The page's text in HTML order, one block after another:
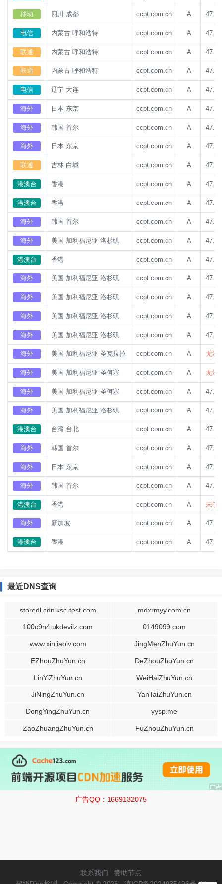
移动 四川 成都 ccpt.com.cn A
电信 内蒙古 呼和浩特 ccpt.com.cn A
联通 内蒙古 呼和浩特 ccpt.com.cn A
联通 内蒙古 呼和浩特 ccpt.com.cn A
电信 辽宁 大连 ccpt.com.cn A
海外 日本 东京 ccpt.com.cn A
海外 韩国 首尔 ccpt.com.cn A
海外 日本 东京 ccpt.com.cn A
联通 吉林 白城 ccpt.com.cn A
港澳台 香港 ccpt.com.cn A
港澳台 香港 ccpt.com.cn A
海外 韩国 首尔 ccpt.com.cn A
海外 美国 加利福尼亚 洛杉矶 ccpt.com.cn A
港澳台 香港 ccpt.com.cn A
海外 美国 加利福尼亚 洛杉矶 ccpt.com.cn A
海外 美国 加利福尼亚 洛杉矶 ccpt.com.cn A
海外 美国 加利福尼亚 洛杉矶 ccpt.com.cn A
海外 美国 加利福尼亚 洛杉矶 ccpt.com.cn A
海外 美国 加利福尼亚 圣克拉拉 ccpt.com.cn A 无法
海外 美国 加利福尼亚 圣何塞 ccpt.com.cn A 无法
海外 美国 加利福尼亚 圣何塞 ccpt.com.cn A
海外 美国 加利福尼亚 洛杉矶 ccpt.com.cn A
港澳台 台湾 台北 ccpt.com.cn A
海外 韩国 首尔 ccpt.com.cn A
海外 日本 东京 ccpt.com.cn A
海外 韩国 首尔 ccpt.com.cn A
港澳台 香港 ccpt.com.cn A 未能
海外 新加坡 ccpt.com.cn A
港澳台 香港 ccpt.com.cn A
最近DNS查询
storedl.cdn.ksc-test.com mdxrmyy.com.cn
100c9n4.ukdevilz.com 0149099.com
www.xintiaolv.com JingMenZhuYun.cn
EZhouZhuYun.cn DeZhouZhuYun.cn
LinYiZhuYun.cn WeiHaiZhuYun.cn
JiNingZhuYun.cn YanTaiZhuYun.cn
DongYingZhuYun.cn yysp.me
ZaoZhuangZhuYun.cn FuZhouZhuYun.cn
广告QQ：1669132075
联系我们
赞助节点